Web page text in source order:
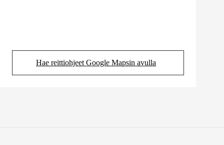
Hae reittiohjeet Google Mapsin avulla
(Aukeaa uudessa välilehdessä)